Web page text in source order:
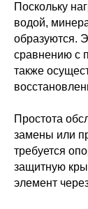
Поскольку
водой,
образуются.
сравнению с
также
Простота
замены или
требуется
защитную
элемент